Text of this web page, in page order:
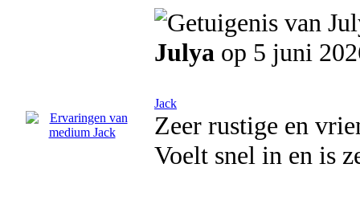
Julya op 5 juni
Jack
Zeer rustige en
Voelt snel in en is